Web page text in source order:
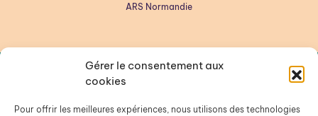
Gérer le consentement aux
cookies
Pour offrir les meilleures expériences, nous utilisons des technologies
ARS Normandie